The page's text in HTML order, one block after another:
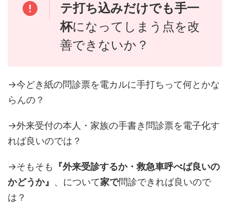
テ打ち込みだけでも手一
杯になってしまう点を改
善できないか？
→今どき紙の問診票を電カルに手打ちって何とかな
らんの？
→外来受付の本人・家族の手書き問診票を電子化す
れば良いのでは？
→そもそも
『外来受診するか・救急車呼べば良いの
かどうか』 、について家で問診できれば良いので
は？